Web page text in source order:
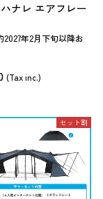
ナレ エアフレー
2027年2月下旬以降お
(Tax inc.)
セット割